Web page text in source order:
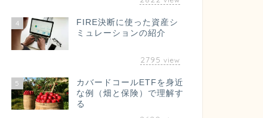
4
FIRE決断に使った資産シ
ミュレーションの紹介
2795 view
5
カバードコールETFを身近
な例（畑と保険）で理解す
る